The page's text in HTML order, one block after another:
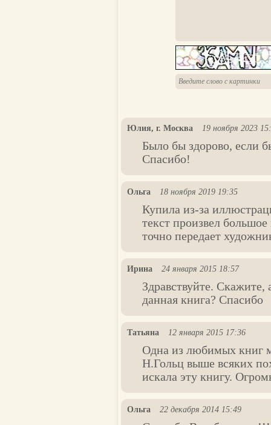
Юлия, г. Москва 19 ноября 2023
Было бы здорово, если
Спасибо!
Ольга 18 ноября 2019 19:35
Купила из-за
текст произвел
точно передает
Ирина 24 января 2015 18:57
Здравствуйте. Скажите,
данная книга? Спасибо
Татьяна 12 января 2015 17:36
Одна из любимых книг
Н.Гольц выше всяких
искала эту книгу.
Ольга 22 декабря 2014 15:49